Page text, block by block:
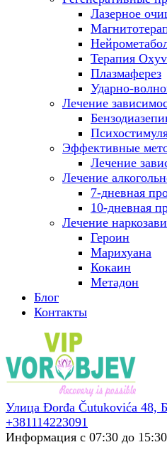
Лазерное
Терапия
Плазмаферез
Ударно-
Лечение
Эффективные
Лечение
Лечение
7-дневная
10-дневная
Лечение
Героин
Марихуана
Кокаин
Метадон
Блог
Контакты
Улица Đorđa Čutukovića 48,
+381114223091
Информация с 07:30 до 15:30